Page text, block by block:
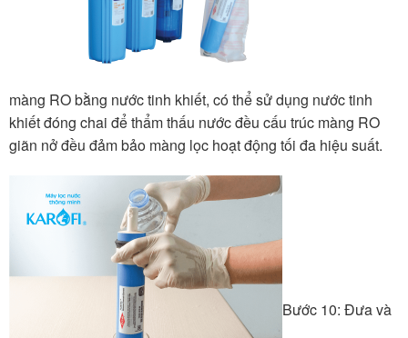
màng RO bằng nước tinh khiết, có thể sử dụng nước tinh
khiết đóng chai để thẩm thấu nước đều cấu trúc màng RO
giãn nở đều đảm bảo màng lọc hoạt động tối đa hiệu suất.
Bước 10: Đưa và